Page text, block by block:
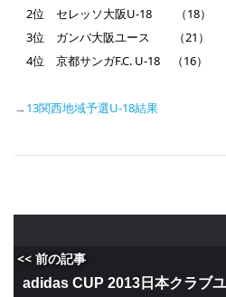
2位 セレッソ大阪U-18 （18）
3位 ガンバ大阪ユース
（21）
4位 京都サンガF.C. U-18 （16）
→ 13関西地域予選U-18結果
<< 前の記事
adidas CUP 2013日本クラブ